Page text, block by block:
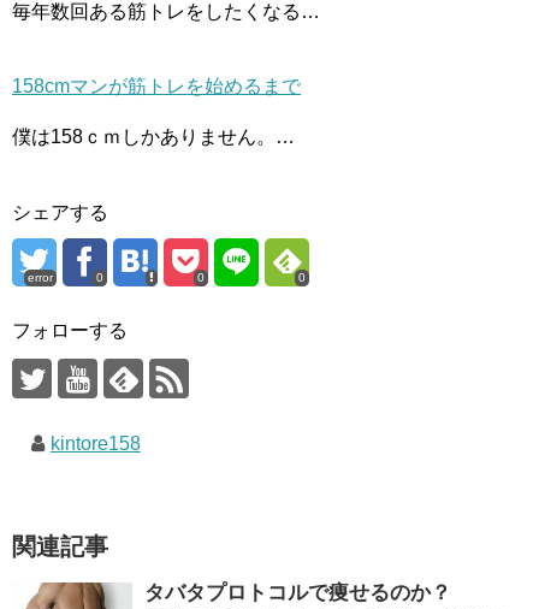
毎年数回ある筋トレをしたくなる…
158cmマンが筋トレを始めるまで
僕は158ｃｍしかありません。…
シェアする
error 0 0 0
フォローする
kintore158
関連記事
タバタプロトコルで痩せるのか？